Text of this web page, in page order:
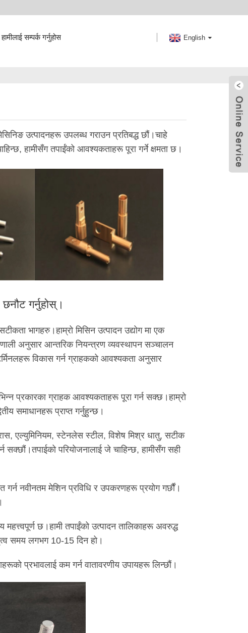
हामीलाई सम्पर्क गर्नुहोस English
उत्पादनहरू उपलब्ध गराउन प्रतिबद्ध छौं।चाहे
हामीसँग तपाईंको आवश्यकताहरू पूरा गर्ने क्षमता छ।
गर्नुहोस्।
भागहरु।हाम्रो मिसिन उत्पादन उद्योग मा एक
अनुसार आन्तरिक नियन्त्रण व्यवस्थापन सञ्चालन
विकास गर्न ग्राहकको आवश्यकता अनुसार
प्रकारका ग्राहक आवश्यकताहरू पूरा गर्न सक्छ।हाम्रो
समाधानहरू प्राप्त गर्नुहुन्छ।
एल्युमिनियम, स्टेनलेस स्टील, विशेष मिश्र धातु, सटीक
परियोजनालाई जे चाहिन्छ, हामीसँग सही
गर्न नवीनतम मेशिन प्रविधि र उपकरणहरू प्रयोग गर्छौं।
छ।हामी तपाईंको उत्पादन तालिकाहरू अवरुद्ध
समय लगभग 10-15 दिन हो।
प्रभावलाई कम गर्न वातावरणीय उपायहरू लिन्छौं।